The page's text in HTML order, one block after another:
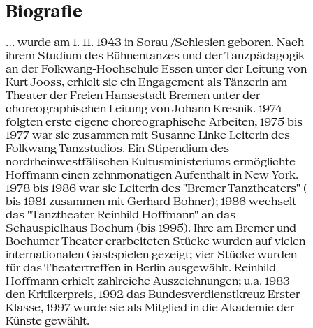
Biografie
... wurde am 1. 11. 1943 in Sorau /Schlesien geboren. Nach
ihrem Studium des Bühnentanzes und der Tanzpädagogik
an der Folkwang-Hochschule Essen unter der Leitung von
Kurt Jooss, erhielt sie ein Engagement als Tänzerin am
Theater der Freien Hansestadt Bremen unter der
choreographischen Leitung von Johann Kresnik. 1974
folgten erste eigene choreographische Arbeiten, 1975 bis
1977 war sie zusammen mit Susanne Linke Leiterin des
Folkwang Tanzstudios. Ein Stipendium des
nordrheinwestfälischen Kultusministeriums ermöglichte
Hoffmann einen zehnmonatigen Aufenthalt in New York.
1978 bis 1986 war sie Leiterin des "Bremer Tanztheaters" (
bis 1981 zusammen mit Gerhard Bohner); 1986 wechselt
das "Tanztheater Reinhild Hoffmann" an das
Schauspielhaus Bochum (bis 1995). Ihre am Bremer und
Bochumer Theater erarbeiteten Stücke wurden auf vielen
internationalen Gastspielen gezeigt; vier Stücke wurden
für das Theatertreffen in Berlin ausgewählt. Reinhild
Hoffmann erhielt zahlreiche Auszeichnungen; u.a. 1983
den Kritikerpreis, 1992 das Bundesverdienstkreuz Erster
Klasse, 1997 wurde sie als Mitglied in die Akademie der
Künste gewählt.